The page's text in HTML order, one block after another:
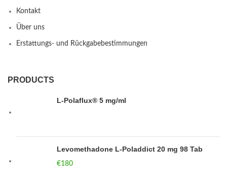
Kontakt
Über uns
Erstattungs- und Rückgabebestimmungen
PRODUCTS
L-Polaflux® 5 mg/ml
Levomethadone L-Poladdict 20 mg 98 Tab
€180